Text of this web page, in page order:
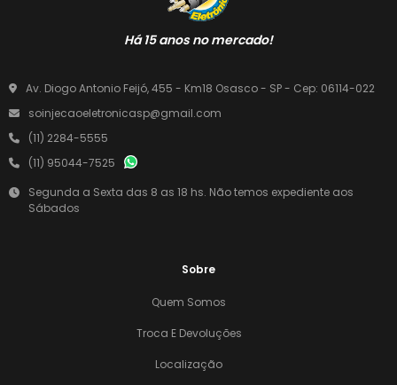
Há 15 anos no mercado!
Av. Diogo Antonio Feijó, 455 - Km18 Osasco - SP - Cep: 06114-022
soinjecaoeletronicasp@gmail.com
(11) 2284-5555
(11) 95044-7525
Segunda a Sexta das 8 as 18 hs. Não temos expediente aos
Sábados
Sobre
Quem Somos
Troca E Devoluções
Localização